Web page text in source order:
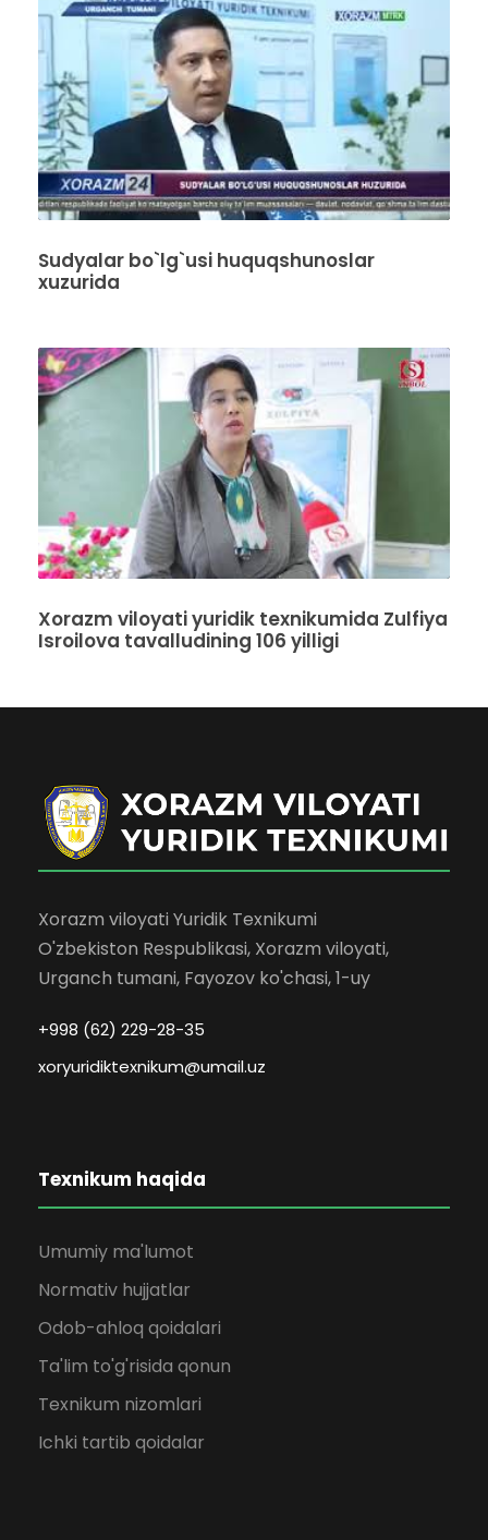
Sudyalar bo`lg`usi huquqshunoslar
xuzurida
Xorazm viloyati yuridik texnikumida Zulfiya
Isroilova tavalludining 106 yilligi
Xorazm viloyati Yuridik Texnikumi
O'zbekiston Respublikasi, Xorazm viloyati,
Urganch tumani, Fayozov ko'chasi, 1-uy
+998 (62) 229-28-35
xoryuridiktexnikum@umail.uz
Texnikum haqida
Umumiy ma'lumot
Normativ hujjatlar
Odob-ahloq qoidalari
Ta'lim to'g'risida qonun
Texnikum nizomlari
Ichki tartib qoidalar